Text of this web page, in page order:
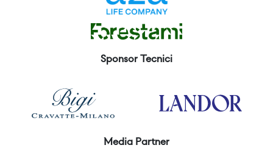
Sponsor Tecnici
Media Partner